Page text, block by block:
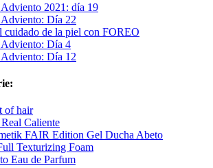
2021: día 19
Día 22
cuidado de la piel con FOREO
Día 4
Día 12
of hair
Caliente
FAIR Edition Gel Ducha Abeto
Texturizing Foam
Eau de Parfum